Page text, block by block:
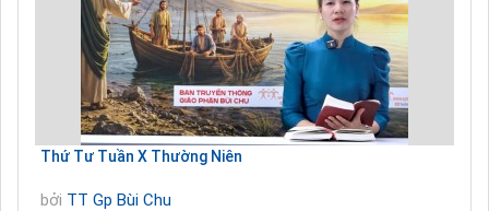
Thứ Tư Tuần X Thường Niên
bởi TT Gp Bùi Chu